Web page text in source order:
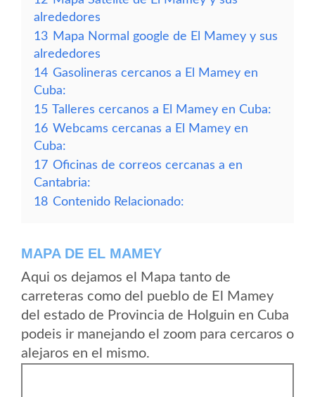
alrededores
13 Mapa Normal google de El Mamey y sus
alrededores
14 Gasolineras cercanos a El Mamey en
Cuba:
15 Talleres cercanos a El Mamey en Cuba:
16 Webcams cercanas a El Mamey en
Cuba:
17 Oficinas de correos cercanas a en
Cantabria:
18 Contenido Relacionado:
MAPA DE EL MAMEY
Aqui os dejamos el Mapa tanto de
carreteras como del pueblo de El Mamey
del estado de Provincia de Holguin en Cuba
podeis ir manejando el zoom para cercaros o
alejaros en el mismo.